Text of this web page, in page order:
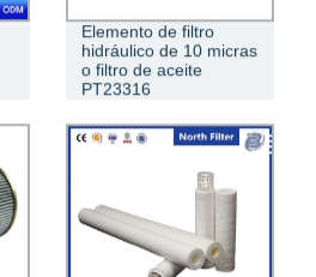
Elemento de filtro
hidráulico de 10 micras
o filtro de aceite
PT23316